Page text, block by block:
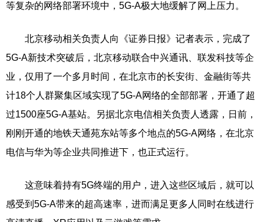
等复杂的网络部署环境中，5G-A极大地缓解了网上压力。
北京移动相关负责人向《证券日报》记者表示，完成了
5G-A新技术突破后，北京移动联合中兴通讯、联发科技等企
业，仅用了一个多月时间，在北京市的长安街、金融街等共
计18个人群聚集区域实现了5G-A网络的全部部署，开通了超
过1500座5G-A基站。另据北京电信相关负责人透露，日前，
刚刚开通的地铁天通苑东站等多个地点的5G-A网络，在北京
电信与华为等企业共同推进下，也正式运行。
这意味着持有5G终端的用户，进入这些区域后，就可以
感受到5G-A带来的超高速率，进而满足更多人同时在线进行